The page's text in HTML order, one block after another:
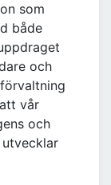
som
både
och
vår
och